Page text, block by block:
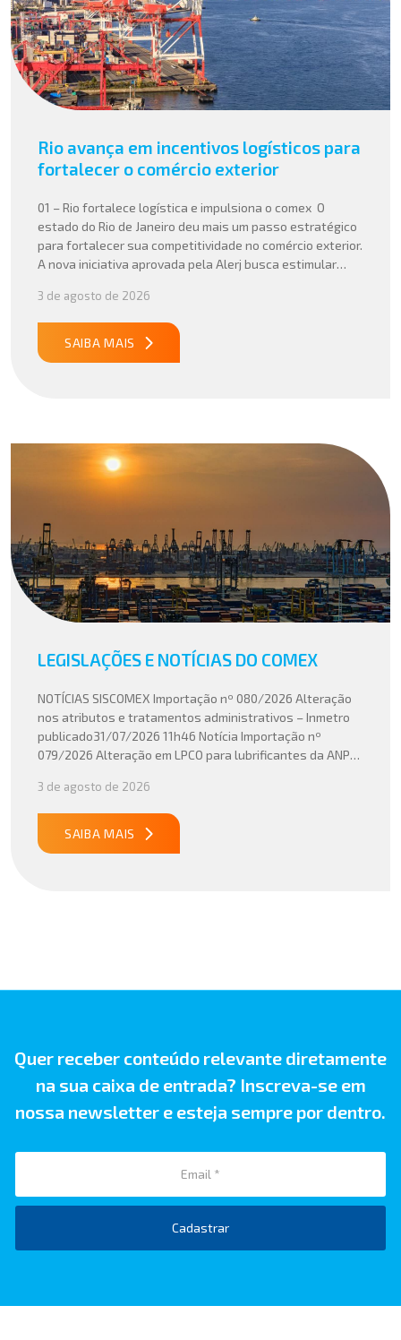
Rio avança em incentivos logísticos para
fortalecer o comércio exterior
01 – Rio fortalece logística e impulsiona o comex O
estado do Rio de Janeiro deu mais um passo estratégico
para fortalecer sua competitividade no comércio exterior.
A nova iniciativa aprovada pela Alerj busca estimular
para empresas que atuam com importação e exportação,
especialmente em setores que […]
3 de agosto de 2026
SAIBA MAIS
LEGISLAÇÕES E NOTÍCIAS DO COMEX
NOTÍCIAS SISCOMEX Importação nº 080/2026 Alteração
nos atributos e tratamentos administrativos – Inmetro
publicado31/07/2026 11h46 Notícia Importação nº
079/2026 Alteração em LPCO para lubrificantes da ANP
078/2026 Atualização do cálculo do Imposto de
Importação no Acordo Mercosul – União Europeia
publicado29/07/2026 18h47 Notícia PUBLICADO DOU
31/07/26 ATO CONJUNTO RFB/CGIBS Nº […]
3 de agosto de 2026
SAIBA MAIS
Quer receber conteúdo relevante diretamente
na sua caixa de entrada? Inscreva-se em
nossa newsletter e esteja sempre por dentro.
Cadastrar